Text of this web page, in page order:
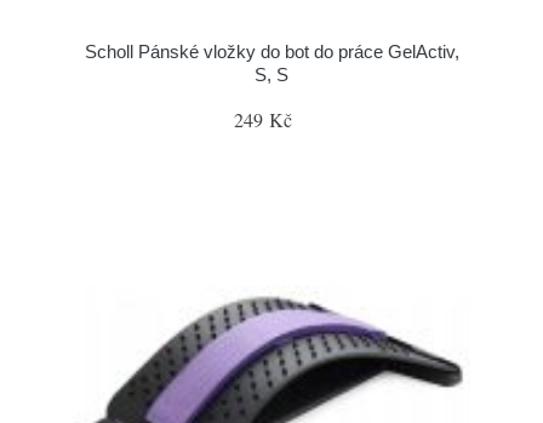
Scholl Pánské vložky do bot do práce GelActiv,
S, S
249 Kč